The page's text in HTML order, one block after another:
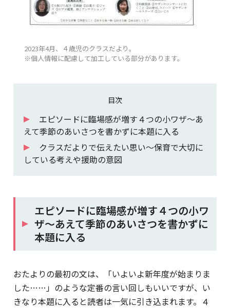
2023年4月、４歳児のクラスだより。
※個人情報に配慮して加工している部分があります。
目次
エピソードに臨場感が増す４つの小ワザ～あ
えて季節のあいさつを書かずに本題に入る
クラスだよりで伝えたい思い～保育で大切に
している考えや援助の意図
エピソードに臨場感が増す４つの小ワ
ザ～あえて季節のあいさつを書かずに
本題に入る
おたよりの最初の文は、「いよいよ新年度が始まりま
した……」のような定番の言い回しもいいですが、い
きなり本題に入ると読者は一気に引き込まれます。４